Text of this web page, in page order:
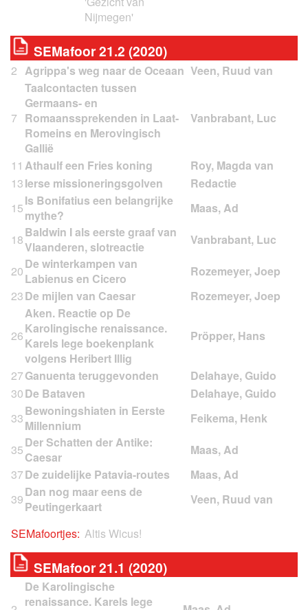
Nijmegen'
SEMafoor 21.2 (2020)
2 Agrippa's weg naar de Oceaan
7
Taalcontacten tussen
Germaans- en
Romaanssprekenden in Laat-
Romeins en Merovingisch
Gallië
11 Athaulf een Fries koning
13Ierse missioneringsgolven
15Is Bonifatius een belangrijke
mythe?
18Baldwin I als eerste graaf van
Vlaanderen, slotreactie
20De winterkampen van
Labienus en Cicero
23De mijlen van Caesar
26
Aken. Reactie op De
Karolingische renaissance.
Karels lege boekenplank
volgens Heribert Illig
27Ganuenta teruggevonden
30De Bataven
33Bewoningshiaten in Eerste
Millennium
35Der Schatten der Antike:
Caesar
37De zuidelijke Patavia-routes
39Dan nog maar eens de
Peutingerkaart
SEMafoortjes: Altis Wicus!
SEMafoor 21.1 (2020)
De Karolingische
renaissance. Karels lege